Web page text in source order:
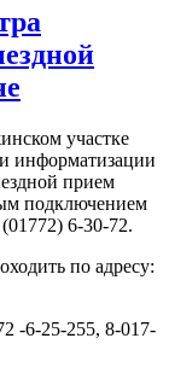
участке
информатизации
прием
подключением
6-30-72.
по адресу:
-6-25-255, 8-017-